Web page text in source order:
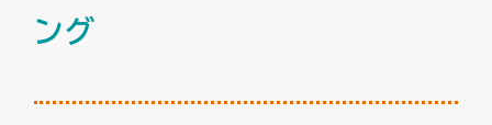
ング